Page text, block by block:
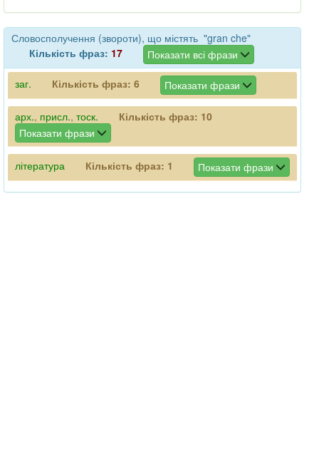
Словосполучення (звороти), що містять "gran che"
Кількість фраз: 17 Показати всі фрази
заг. Кількість фраз: 6 Показати фрази
арх., присл., тоск. Кількість фраз: 10
Показати фрази
література Кількість фраз: 1 Показати фрази